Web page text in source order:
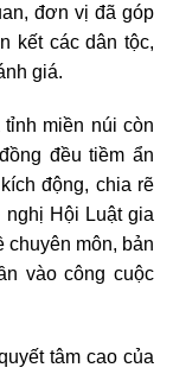
đơn vị đã góp
kết các dân tộc,
giá.
miền núi còn
đều tiềm ẩn
động, chia rẽ
Hội Luật gia
chuyên môn, bản
vào công cuộc
tâm cao của